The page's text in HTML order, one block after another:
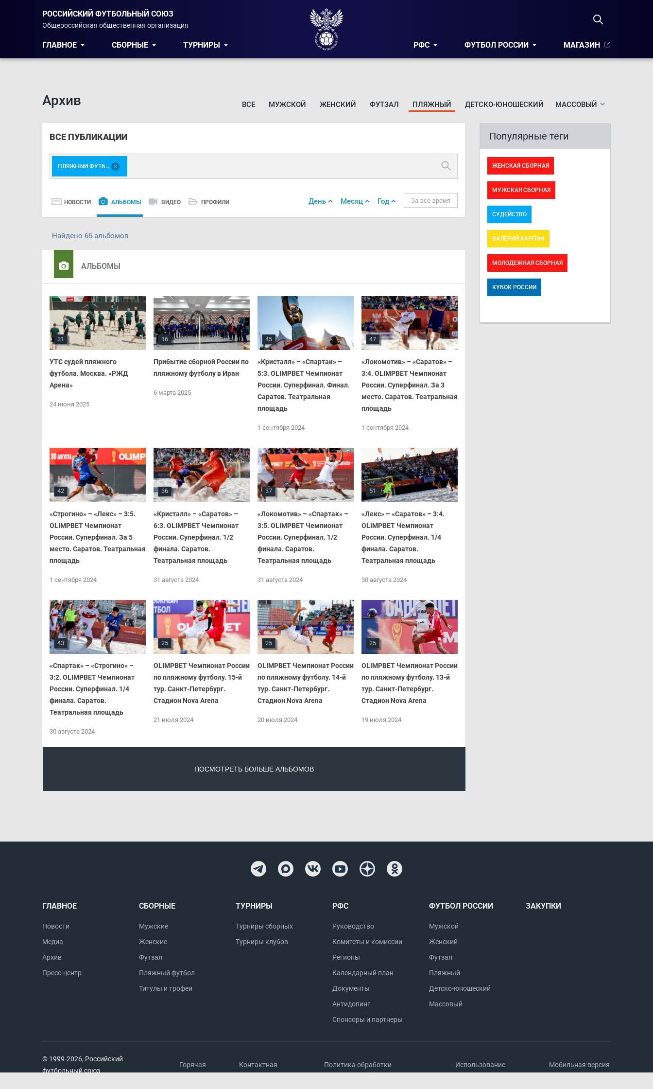
РОССИЙСКИЙ ФУТБОЛЬНЫЙ СОЮЗ
Общероссийская общественная организация
ГЛАВНОЕ СБОРНЫЕ ТУРНИРЫ РФС ФУТБОЛ РОССИИ МАГАЗИН
Архив ВСЕ МУЖСКОЙ ЖЕНСКИЙ ФУТЗАЛ ПЛЯЖНЫЙ ДЕТСКО-ЮНОШЕСКИЙ МАССОВЫЙ
ВСЕ ПУБЛИКАЦИИ
ПЛЯЖНЫЙ ФУТБОЛ
НОВОСТИ АЛЬБОМЫ ВИДЕО ПРОФИЛИ За все время
Год
Месяц
День
Найдено 65 альбомов
АЛЬБОМЫ
31
УТС судей пляжного
футбола. Москва. «РЖД
Арена»
24 июня 2025
16
Прибытие сборной России по
пляжному футболу в Иран
6 марта 2025
45
«Кристалл» – «Спартак» –
5:3. OLIMPBET Чемпионат
России. Суперфинал. Финал.
Саратов. Театральная
площадь
1 сентября 2024
47
«Локомотив» – «Саратов» –
3:4. OLIMPBET Чемпионат
России. Суперфинал. За 3
место. Саратов. Театральная
площадь
1 сентября 2024
42
«Строгино» – «Лекс» – 3:5.
OLIMPBET Чемпионат
России. Суперфинал. За 5
место. Саратов. Театральная
площадь
1 сентября 2024
36
«Кристалл» – «Саратов» –
6:3. OLIMPBET Чемпионат
России. Суперфинал. 1/2
финала. Саратов.
Театральная площадь
31 августа 2024
37
«Локомотив» – «Спартак» –
3:5. OLIMPBET Чемпионат
России. Суперфинал. 1/2
финала. Саратов.
Театральная площадь
31 августа 2024
51
«Лекс» – «Саратов» – 3:4.
OLIMPBET Чемпионат
России. Суперфинал. 1/4
финала. Саратов.
Театральная площадь
30 августа 2024
43
«Спартак» – «Строгино» –
3:2. OLIMPBET Чемпионат
России. Суперфинал. 1/4
финала. Саратов.
Театральная площадь
30 августа 2024
25
OLIMPBET Чемпионат России
по пляжному футболу. 15-й
тур. Санкт-Петербург.
Стадион Nova Arena
21 июля 2024
25
OLIMPBET Чемпионат России
по пляжному футболу. 14-й
тур. Санкт-Петербург.
Стадион Nova Arena
20 июля 2024
25
OLIMPBET Чемпионат России
по пляжному футболу. 13-й
тур. Санкт-Петербург.
Стадион Nova Arena
19 июля 2024
ПОСМОТРЕТЬ БОЛЬШЕ АЛЬБОМОВ
Популярные теги
ЖЕНСКАЯ СБОРНАЯ
МУЖСКАЯ СБОРНАЯ
СУДЕЙСТВО
ВАЛЕРИЙ КАРПИН
МОЛОДЕЖНАЯ СБОРНАЯ
КУБОК РОССИИ
ГЛАВНОЕ
Новости
Медиа
Архив
Пресс-центр
СБОРНЫЕ
Мужские
Женские
Футзал
Пляжный футбол
Титулы и трофеи
ТУРНИРЫ
Турниры сборных
Турниры клубов
РФС
Руководство
Комитеты и комиссии
Регионы
Календарный план
Документы
Антидопинг
Спонсоры и партнеры
ФУТБОЛ РОССИИ
Мужской
Женский
Футзал
Пляжный
Детско-юношеский
Массовый
ЗАКУПКИ
© 1999-2026, Российский
футбольный союз
Горячая
Контактная
Политика обработки
Использование
Мобильная версия